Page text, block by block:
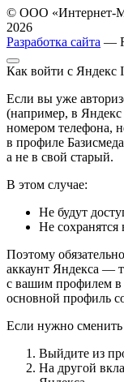
© ООО «Интернет-
2026
Разработка сайта —
Как войти с Яндекс
Если вы уже
(например, в
номером телефона,
в профиле
а не в свой старый.
В этом случае:
Не будут
Не
Поэтому
аккаунт Яндекса —
с вашим профилем в
основной профиль
Если нужно сменить
Выйдите из
На другой